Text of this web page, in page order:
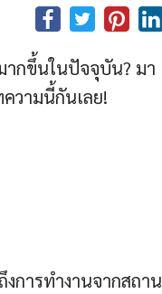
ากขึ้นในปัจจุบัน? มา
วามนี้กันเลย!
การทำงานจากสถาน